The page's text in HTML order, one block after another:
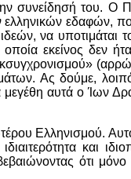
συνείδησή του. Ο
εδαφών,
να υποτιμάται
εκείνος δεν
Ας δούμε,
αυτά ο Ίων
Ελληνισμού.
και
ότι